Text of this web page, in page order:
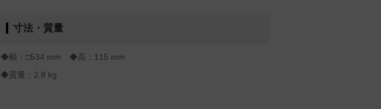
寸法・質量
◆幅：□534 mm ◆高：115 mm
◆質量：2.8 kg